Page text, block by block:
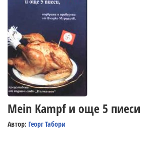
Mein Kampf и още 5 пиеси
Автор: Георг Табори